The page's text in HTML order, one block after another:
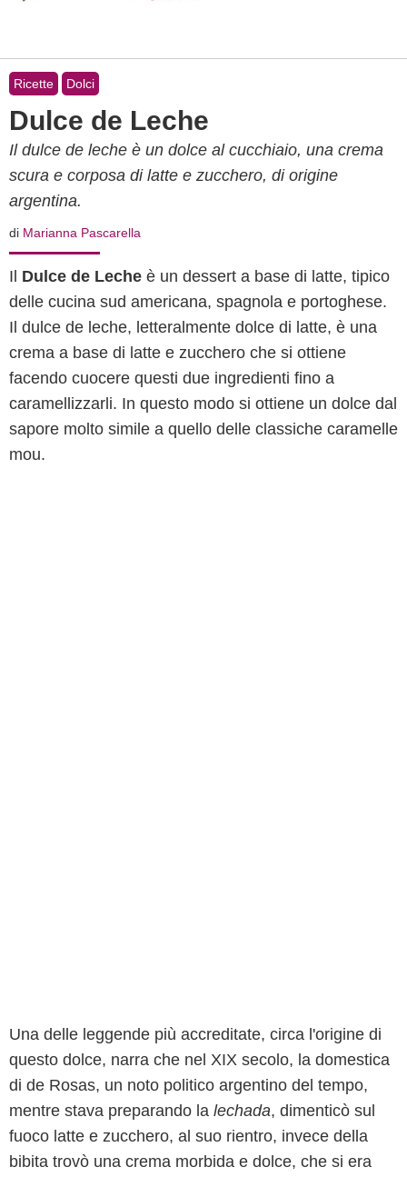
Ricette Dolci
Dulce de Leche
Il dulce de leche è un dolce al cucchiaio, una crema
scura e corposa di latte e zucchero, di origine
argentina.
di Marianna Pascarella
Il Dulce de Leche è un dessert a base di latte, tipico
delle cucina sud americana, spagnola e portoghese.
Il dulce de leche, letteralmente dolce di latte, è una
crema a base di latte e zucchero che si ottiene
facendo cuocere questi due ingredienti fino a
caramellizzarli. In questo modo si ottiene un dolce dal
sapore molto simile a quello delle classiche caramelle
mou.
Una delle leggende più accreditate, circa l'origine di
questo dolce, narra che nel XIX secolo, la domestica
di de Rosas, un noto politico argentino del tempo,
mentre stava preparando la lechada, dimenticò sul
fuoco latte e zucchero, al suo rientro, invece della
bibita trovò una crema morbida e dolce, che si era